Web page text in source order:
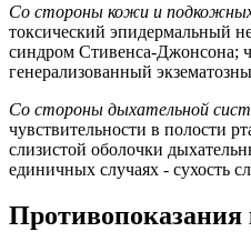
Со стороны кожи и
токсический эпидермальный
синдром Стивенса-Джонсона;
генерализованный
Со стороны дыхательной
чувствительности в полости
слизистой оболочки
единичных случаях - сухость